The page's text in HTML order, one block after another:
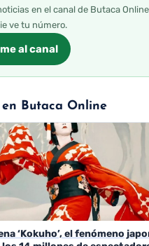
en el canal de Butaca
ve tu número.
al canal
en Butaca Online
‘Kokuho’, el fenómeno